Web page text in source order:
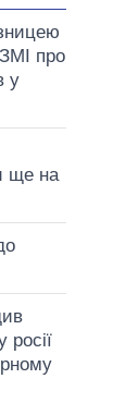
про
у
ще на